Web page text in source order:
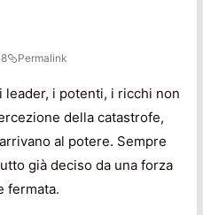
Permalink
leader, i potenti, i ricchi non
della catastrofe,
al potere. Sempre
già deciso da una forza
fermata.